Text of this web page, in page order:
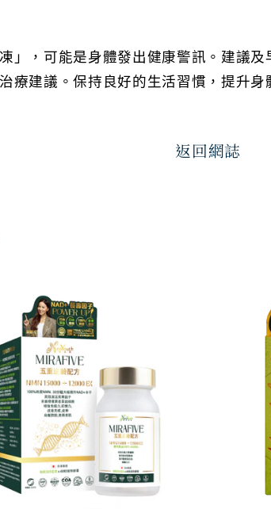
」，可能是身體發出健康警訊。建議
療建議。保持良好的生活習慣，提升身
返回網誌